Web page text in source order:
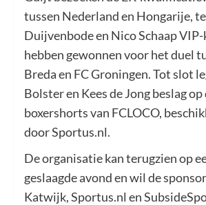
tussen Nederland en Hongarije,
Duijvenbode en Nico Schaap
hebben gewonnen voor het duel
Breda en FC Groningen. Tot slot
Bolster en Kees de Jong beslag
boxershorts van FCLOCO,
door Sportus.nl.
De organisatie kan terugzien op
geslaagde avond en wil de
Katwijk, Sportus.nl en